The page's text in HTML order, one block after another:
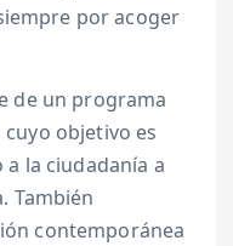
por acoger
de un programa
objetivo es
la ciudadanía a
También
contemporánea